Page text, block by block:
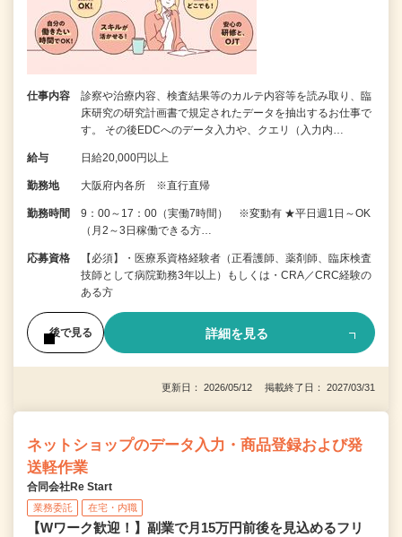
仕事内容
診察や治療内容、検査結果等のカルテ内容等を読み取り、臨
床研究の研究計画書で規定されたデータを抽出するお仕事で
す。 その後EDCへのデータ入力や、クエリ（入力内…
給与 日給20,000円以上
勤務地 大阪府内各所 ※直行直帰
勤務時間
9：00～17：00（実働7時間） ※変動有 ★平日週1日～OK
（月2～3日稼働できる方…
応募資格
【必須】・医療系資格経験者（正看護師、薬剤師、臨床検査
技師として病院勤務3年以上）もしくは・CRA／CRC経験の
ある方
後で見る 詳細を見る
更新日： 2026/05/12 掲載終了日： 2027/03/31
ネットショップのデータ入力・商品登録および発
送軽作業
合同会社Re Start
業務委託 在宅・内職
【Wワーク歓迎！】副業で月15万円前後を見込めるフリ